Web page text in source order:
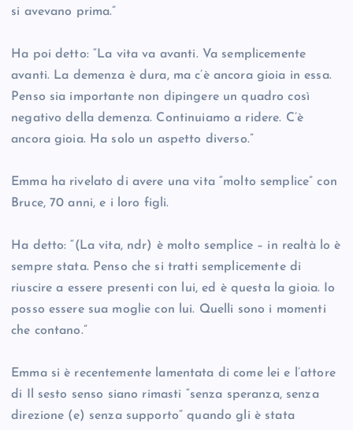
si avevano prima.”
Ha poi detto: “La vita va avanti. Va semplicemente
avanti. La demenza è dura, ma c’è ancora gioia in essa.
Penso sia importante non dipingere un quadro così
negativo della demenza. Continuiamo a ridere. C’è
ancora gioia. Ha solo un aspetto diverso.”
Emma ha rivelato di avere una vita “molto semplice” con
Bruce, 70 anni, e i loro figli.
Ha detto: “(La vita, ndr) è molto semplice – in realtà lo è
sempre stata. Penso che si tratti semplicemente di
riuscire a essere presenti con lui, ed è questa la gioia. Io
posso essere sua moglie con lui. Quelli sono i momenti
che contano.”
Emma si è recentemente lamentata di come lei e l’attore
di Il sesto senso siano rimasti “senza speranza, senza
direzione (e) senza supporto” quando gli è stata